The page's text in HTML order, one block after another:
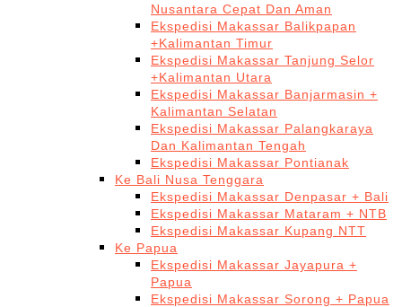
Nusantara Cepat Dan Aman
Ekspedisi Makassar Balikpapan
+Kalimantan Timur
Ekspedisi Makassar Tanjung Selor
+Kalimantan Utara
Ekspedisi Makassar Banjarmasin +
Kalimantan Selatan
Ekspedisi Makassar Palangkaraya
Dan Kalimantan Tengah
Ekspedisi Makassar Pontianak
Ke Bali Nusa Tenggara
Ekspedisi Makassar Denpasar + Bali
Ekspedisi Makassar Mataram + NTB
Ekspedisi Makassar Kupang NTT
Ke Papua
Ekspedisi Makassar Jayapura +
Papua
Ekspedisi Makassar Sorong + Papua